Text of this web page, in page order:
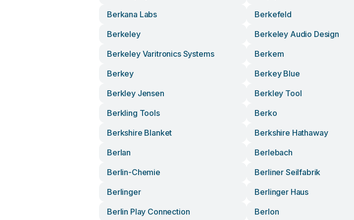
Berkana Labs
Berkefeld
Berkeley
Berkeley Audio Design
Berkeley Varitronics Systems
Berkem
Berkey
Berkey Blue
Berkley Jensen
Berkley Tool
Berkling Tools
Berko
Berkshire Blanket
Berkshire Hathaway
Berlan
Berlebach
Berlin-Chemie
Berliner Seilfabrik
Berlinger
Berlinger Haus
Berlin Play Connection
Berlon